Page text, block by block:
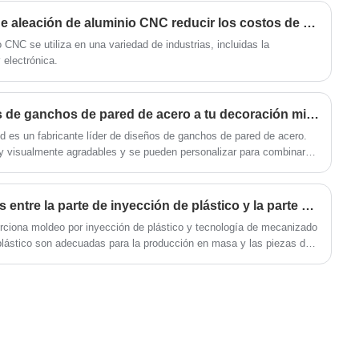
producción de gran volumen con importantes
ahorros de costos.
¿Cómo puede la carcasa de aleación de aluminio CNC reducir los costos de fabricación?
CNC se utiliza en una variedad de industrias, incluidas la
electrónica.
¿Cómo incorporar diseños de ganchos de pared de acero a tu decoración minimalista?
es un fabricante líder de diseños de ganchos de pared de acero.
visualmente agradables y se pueden personalizar para combinar
¿Cuáles son las diferencias entre la parte de inyección de plástico y la parte de plástico mecanizado?
moldeo por inyección de plástico y tecnología de mecanizado
son adecuadas para la producción en masa y las piezas de